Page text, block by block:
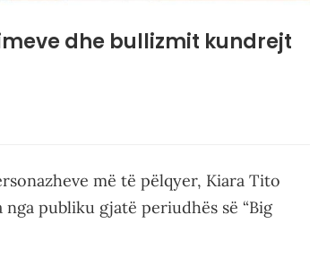
dhe bullizmit kundrejt
më të pëlqyer, Kiara Tito
publiku gjatë periudhës së “Big